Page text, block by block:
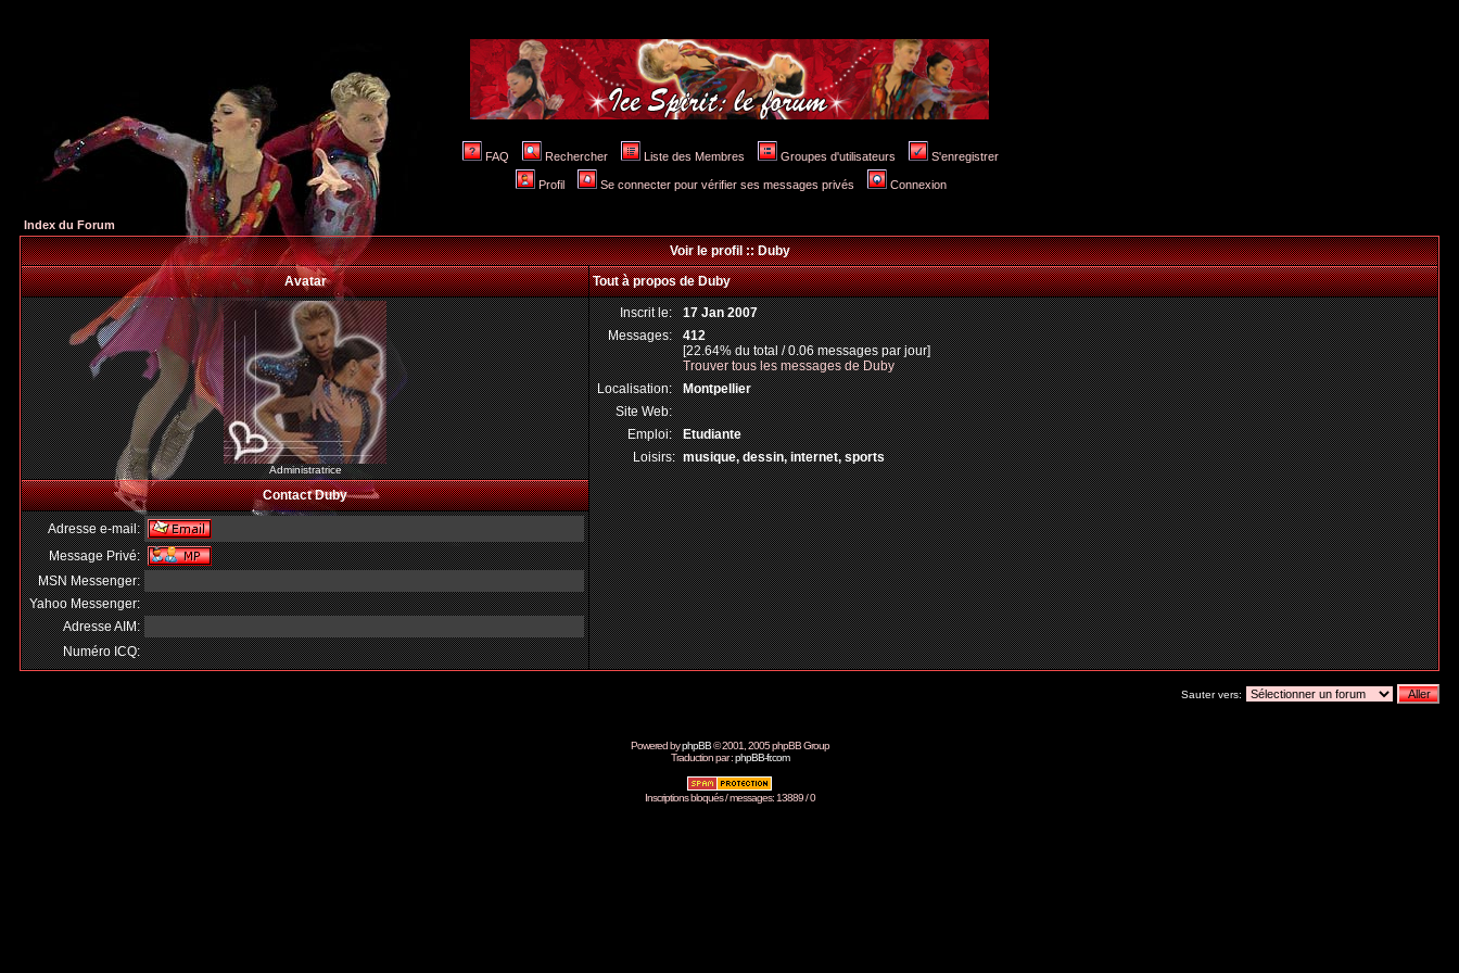
FAQ Rechercher Liste des Membres Groupes d'utilisateurs S'enregistrer
Profil Se connecter pour vérifier ses messages privés Connexion
Index du Forum
Voir le profil :: Duby
Avatar
Tout à propos de Duby
Administratrice
Inscrit le: 17 Jan 2007
Messages: 412
[22.64% du total / 0.06 messages par jour]
Trouver tous les messages de Duby
Localisation: Montpellier
Site Web:
Emploi: Etudiante
Loisirs: musique, dessin, internet, sports
Contact Duby
Adresse e-mail:
Message Privé:
MSN Messenger:
Yahoo Messenger:
Adresse AIM:
Numéro ICQ:
Sauter vers:
Powered byphpBB© 2001, 2005 phpBB Group
Traduction par :phpBB-fr.com
Inscriptions bloqués / messages: 13889 / 0